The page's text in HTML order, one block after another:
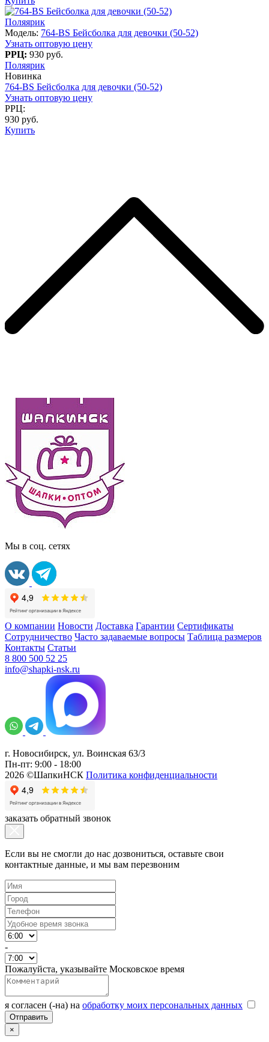
Поляярик
Модель: 764-BS Бейсболка для девочки (50-52)
Узнать оптовую цену
РРЦ: 930 руб.
Поляярик
Новинка
764-BS Бейсболка для девочки (50-52)
Узнать оптовую цену
РРЦ:
930 руб.
Купить
Мы в соц. сетях
О компании Новости Доставка Гарантии Сертификаты
Сотрудничество Часто задаваемые вопросы Таблица размеров
Контакты Статьи
8 800 500 52 25
info@shapki-nsk.ru
г. Новосибирск, ул. Воинская 63/3
Пн-пт: 9:00 - 18:00
2026 ©ШапкиНСК Политика конфиденциальности
заказать обратный звонок
Если вы не смогли до нас дозвониться, оставьте свои
контактные данные, и мы вам перезвоним
-
Пожалуйста, указывайте Московское время
я согласен (-на) на обработку моих персональных данных
×